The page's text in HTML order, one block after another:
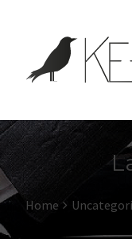
Home